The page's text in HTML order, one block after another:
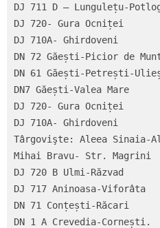
DJ 711 D – Lungulețu-
DJ 720- Gura Ocniței
DJ 710A- Ghirdoveni
DN 72 Găești-Picior de
DN 61 Găești-Petrești-
DN7 Găești-Valea Mare
DJ 720- Gura Ocniței
DJ 710A- Ghirdoveni
Târgovişte: Aleea Sinaia-
Mihai Bravu- Str. Magrini
DJ 720 B Ulmi-Răzvad
DJ 717 Aninoasa-Viforâta
DN 71 Conțești-Răcari
DN 1 A Crevedia-Cornești.